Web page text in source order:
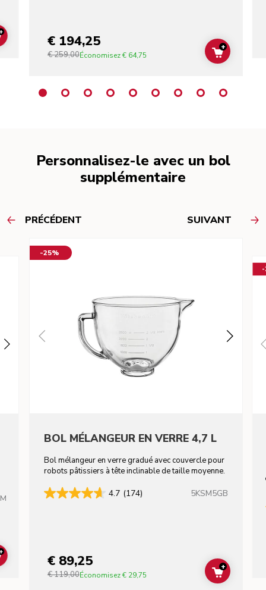
ADD TO CART€ 194,25
€ 259,00Économisez€ 64,75 ADD TO
+
Personnalisez-le avec un bol
supplémentaire
PRÉCÉDENT SUIVANT
ADD TO CART
-25%
BOL MÉLANGEUR EN VERRE 4,7 L
Bol mélangeur en verre gradué avec couvercle pour
robots pâtissiers à tête inclinable de taille moyenne.
4.7 (174) 5KSM5GB
€ 89,25
€ 119,00Économisez€ 29,75 ADD TO
+
-